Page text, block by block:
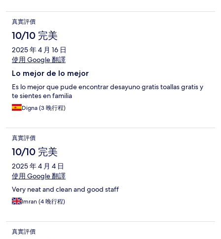
真實評價
10/10 完美
2025 年 4 月 16 日
使用 Google 翻譯
Lo mejor de lo mejor
Es lo mejor que pude encontrar desayuno gratis toallas gratis y
te sientes en familia
Digna (3 晚行程)
真實評價
10/10 完美
2025 年 4 月 4 日
使用 Google 翻譯
Very neat and clean and good staff
Imran (4 晚行程)
真實評價